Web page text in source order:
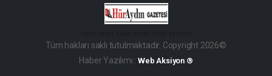
Tüm hakları saklı tutulmaktadır. Copyright 2026©
Haber Yazılımı :Web Aksiyon ®